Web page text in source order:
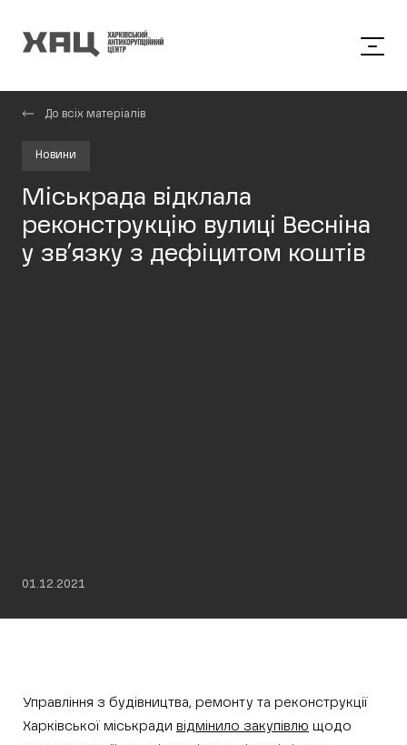
До всіх матеріалів
Новини
Міськрада відклала
реконструкцію вулиці Весніна
у зв’язку з дефіцитом коштів
01.12.2021
Управління з будівництва, ремонту та реконструкції
Харківської міськради відмінило закупівлю щодо